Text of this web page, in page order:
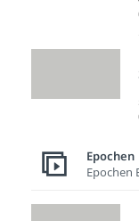
sein
das
Epochen
Epochen